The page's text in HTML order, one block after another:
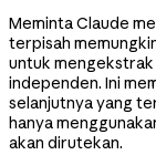
Meminta Claude
terpisah
untuk
independen. Ini
selanjutnya yang
hanya
akan dirutekan.